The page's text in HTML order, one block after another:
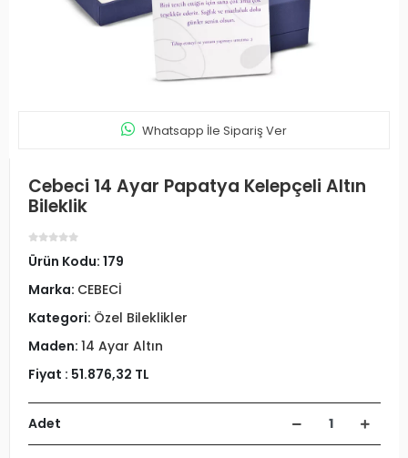
Whatsapp İle Sipariş Ver
Cebeci 14 Ayar Papatya Kelepçeli Altın
Bileklik
Ürün Kodu: 179
Marka: CEBECİ
Kategori: Özel Bileklikler
Maden: 14 Ayar Altın
Fiyat : 51.876,32 TL
Adet